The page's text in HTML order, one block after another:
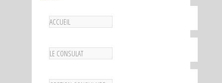
ACCUEIL
LE CONSULAT